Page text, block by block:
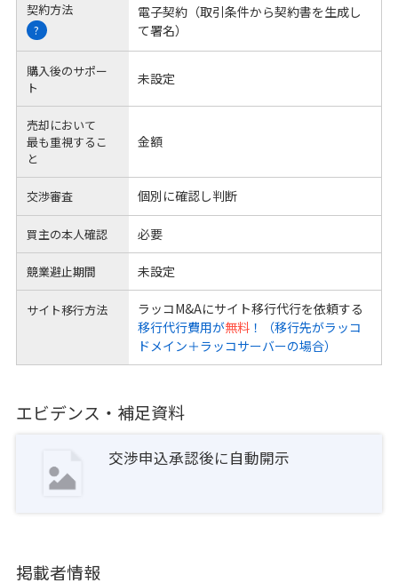
契約方法
?
電子契約（取引条件から契約書を生成し
て署名）
購入後のサポー
ト
未設定
売却において
最も重視するこ
と
金額
交渉審査 個別に確認し判断
買主の本人確認 必要
競業避止期間 未設定
サイト移行方法
ラッコM&Aにサイト移行代行を依頼する
移行代行費用が無料！（移行先がラッコ
ドメイン＋ラッコサーバーの場合）
エビデンス・補足資料
交渉申込承認後に自動開示
掲載者情報